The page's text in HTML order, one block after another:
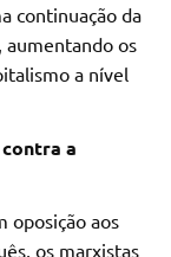
continuação da
aumentando os
a nível
a
oposição aos
os marxistas